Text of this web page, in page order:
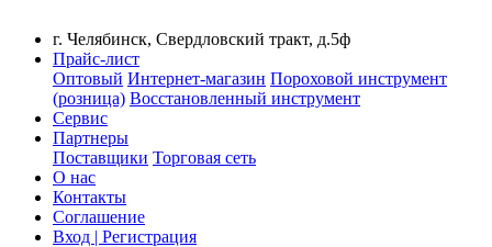
г. Челябинск, Свердловский тракт, д.5ф
Прайс-лист
Оптовый Интернет-магазин Пороховой инструмент
(розница) Восстановленный инструмент
Сервис
Партнеры
Поставщики Торговая сеть
О нас
Контакты
Соглашение
Вход | Регистрация